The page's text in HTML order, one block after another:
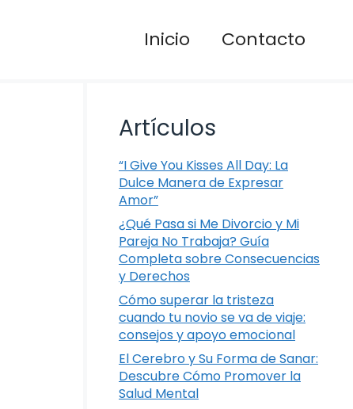
Inicio Contacto
Artículos
“I Give You Kisses All Day: La
Dulce Manera de Expresar
Amor”
¿Qué Pasa si Me Divorcio y Mi
Pareja No Trabaja? Guía
Completa sobre Consecuencias
y Derechos
Cómo superar la tristeza
cuando tu novio se va de viaje:
consejos y apoyo emocional
El Cerebro y Su Forma de Sanar:
Descubre Cómo Promover la
Salud Mental